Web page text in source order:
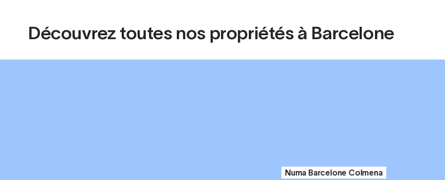
Découvrez toutes nos propriétés à Barcelone
Numa Barcelone Colmena